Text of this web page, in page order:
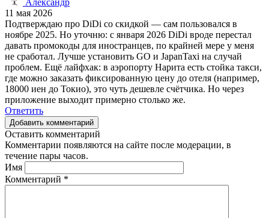
11 мая 2026
Подтверждаю про DiDi со скидкой — сам пользовался в
ноябре 2025. Но уточню: с января 2026 DiDi вроде перестал
давать промокоды для иностранцев, по крайней мере у меня
не сработал. Лучше установить GO и JapanTaxi на случай
проблем. Ещё лайфхак: в аэропорту Нарита есть стойка такси,
где можно заказать фиксированную цену до отеля (например,
18000 иен до Токио), это чуть дешевле счётчика. Но через
приложение выходит примерно столько же.
Ответить
Добавить комментарий
Оставить комментарий
Комментарии появляются на сайте после модерации, в
течение пары часов.
Имя
Комментарий *